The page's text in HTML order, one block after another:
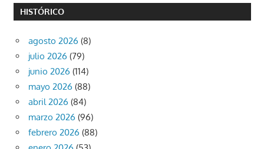
HISTÓRICO
agosto 2026 (8)
julio 2026 (79)
junio 2026 (114)
mayo 2026 (88)
abril 2026 (84)
marzo 2026 (96)
febrero 2026 (88)